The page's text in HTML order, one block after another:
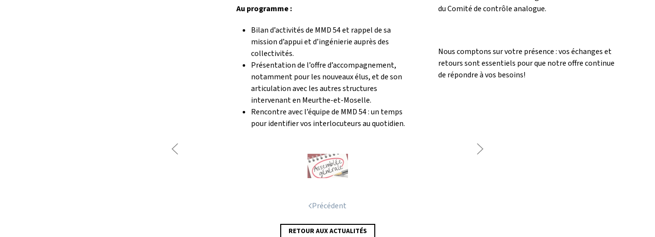
Au programme :
Bilan d’activités de MMD 54 et rappel de sa
mission d’appui et d’ingénierie auprès des
collectivités.
Présentation de l’offre d’accompagnement,
notamment pour les nouveaux élus, et de son
articulation avec les autres structures
intervenant en Meurthe-et-Moselle.
Rencontre avec l’équipe de MMD 54 : un temps
pour identifier vos interlocuteurs au quotidien.
du Comité de contrôle analogue.
Nous comptons sur votre présence : vos échanges et
retours sont essentiels pour que notre offre continue
de répondre à vos besoins!
Précédent
RETOUR AUX ACTUALITÉS